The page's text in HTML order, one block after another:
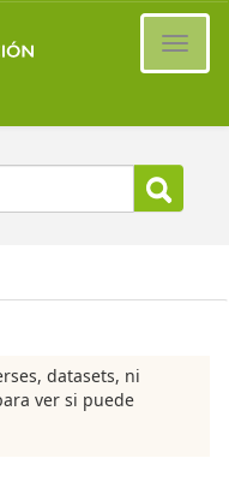
datasets, ni
ver si puede